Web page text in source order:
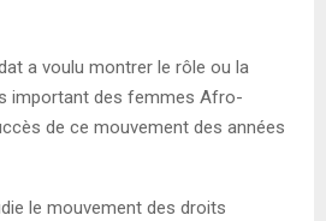
a voulu montrer le rôle ou la
important des femmes Afro-
de ce mouvement des années
le mouvement des droits